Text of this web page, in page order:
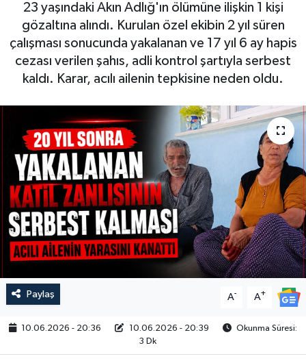
23 yaşındaki Akın Adlığ'ın ölümüne ilişkin 1 kişi
gözaltına alındı. Kurulan özel ekibin 2 yıl süren
çalışması sonucunda yakalanan ve 17 yıl 6 ay hapis
cezası verilen şahıs, adli kontrol şartıyla serbest
kaldı. Karar, acılı ailenin tepkisine neden oldu.
Paylaş A- A+
10.06.2026 - 20:36 10.06.2026 - 20:39
Okunma Süresi:
3 Dk